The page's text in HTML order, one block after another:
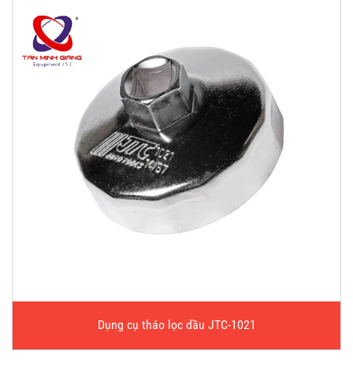
Dụng cụ tháo lọc dầu JTC-1021